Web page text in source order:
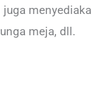
meja, dll.